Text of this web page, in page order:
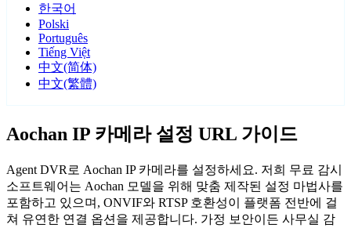
한국어
Polski
Português
Tiếng Việt
中文(简体)
中文(繁體)
Aochan IP 카메라 설정 URL 가이드
Agent DVR로 Aochan IP 카메라를 설정하세요. 저희 무료 감시
소프트웨어는 Aochan 모델을 위해 맞춤 제작된 설정 마법사를
포함하고 있으며, ONVIF와 RTSP 호환성이 플랫폼 전반에 걸
쳐 유연한 연결 옵션을 제공합니다. 가정 보안이든 사무실 감